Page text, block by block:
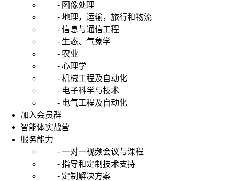
- 图像处理
- 地理，运输，旅行和物流
- 信息与通信工程
- 生态、气象学
- 农业
- 心理学
- 机械工程及自动化
- 电子科学与技术
- 电气工程及自动化
加入会员群
智能体实战营
服务能力
- 一对一视频会议与课程
- 指导和定制技术支持
- 定制解决方案